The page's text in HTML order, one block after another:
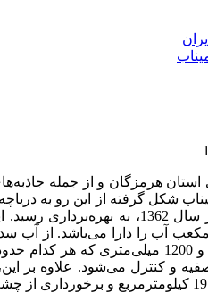
و کنترل می‌شود. علاوه بر